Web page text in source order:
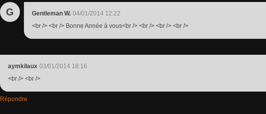
G Gentleman W. 04/01/2014 12:22
<br /> <br /> Bonne Année à vous<br /> <br /> <br /> <br />
aymkilaux 03/01/2014 18:16
<br /> <br />
Répondre